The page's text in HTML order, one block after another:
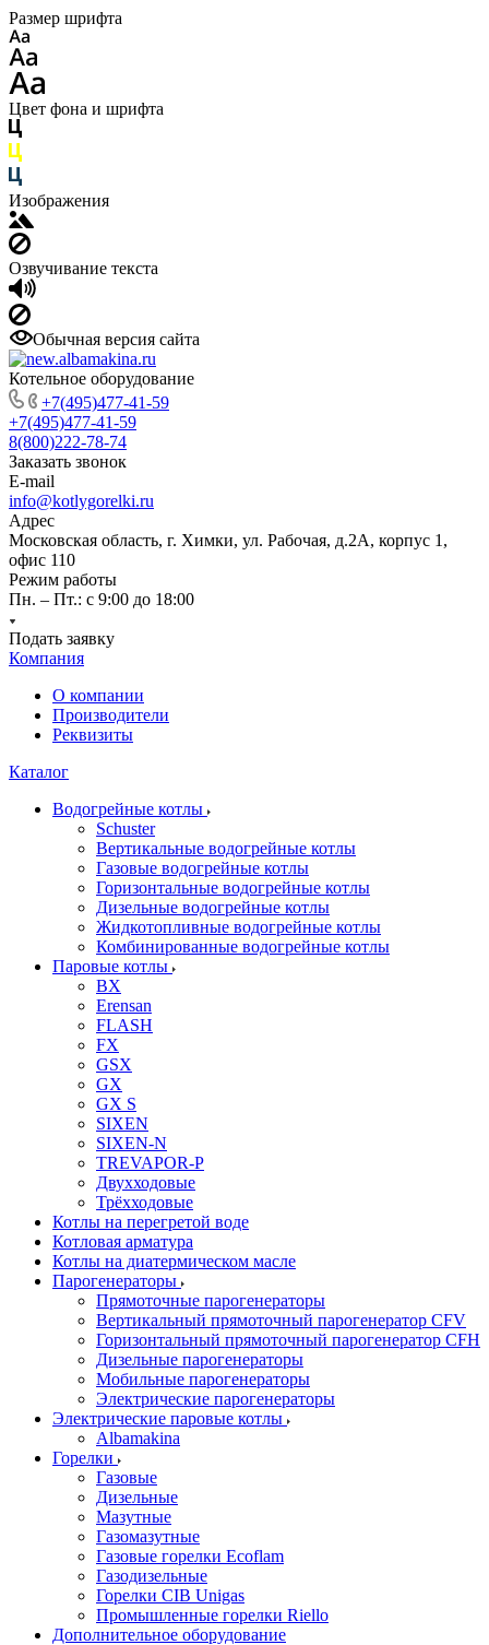
Размер шрифта
Цвет фона и шрифта
Изображения
Озвучивание текста
Обычная версия сайта
Котельное оборудование
+7(495)477-41-59
+7(495)477-41-59
8(800)222-78-74
Заказать звонок
E-mail
info@kotlygorelki.ru
Адрес
Московская область, г. Химки, ул. Рабочая, д.2А, корпус 1,
офис 110
Режим работы
Пн. – Пт.: с 9:00 до 18:00
Подать заявку
Компания
О компании
Производители
Реквизиты
Каталог
Водогрейные котлы
Schuster
Вертикальные водогрейные котлы
Газовые водогрейные котлы
Горизонтальные водогрейные котлы
Дизельные водогрейные котлы
Жидкотопливные водогрейные котлы
Комбинированные водогрейные котлы
Паровые котлы
BX
Erensan
FLASH
FX
GSX
GX
GX S
SIXEN
SIXEN-N
TREVAPOR-P
Двухходовые
Трёхходовые
Котлы на перегретой воде
Котловая арматура
Котлы на диатермическом масле
Парогенераторы
Прямоточные парогенераторы
Вертикальный прямоточный парогенератор CFV
Горизонтальный прямоточный парогенератор CFH
Дизельные парогенераторы
Мобильные парогенераторы
Электрические парогенераторы
Электрические паровые котлы
Albamakina
Горелки
Газовые
Дизельные
Мазутные
Газомазутные
Газовые горелки Ecoflam
Газодизельные
Горелки CIB Unigas
Промышленные горелки Riello
Дополнительное оборудование